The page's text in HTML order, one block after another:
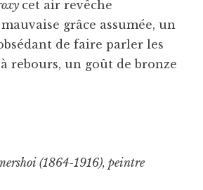
cet air revêche
grâce assumée, un
de faire parler les
rebours, un goût de bronze
(1864-1916), peintre